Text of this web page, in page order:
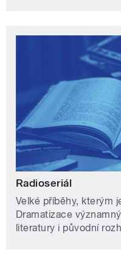
Radioseriál
Velké příběhy, kterým
Dramatizace
literatury i původní